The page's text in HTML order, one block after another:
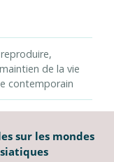
de la vie
contemporain
sur les mondes